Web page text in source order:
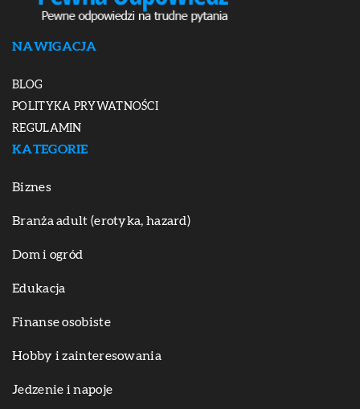
NAWIGACJA
BLOG
POLITYKA PRYWATNOŚCI
REGULAMIN
KATEGORIE
Biznes
Branża adult (erotyka, hazard)
Dom i ogród
Edukacja
Finanse osobiste
Hobby i zainteresowania
Jedzenie i napoje